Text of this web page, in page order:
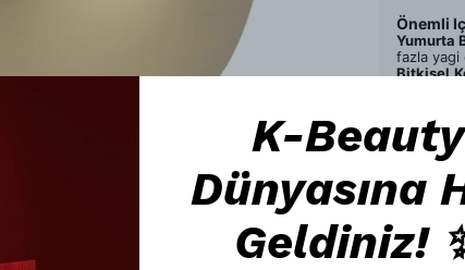
Önemli
Yumurta
fazla yagi
Bitkisel
Biber,
K-Beauty
Dünyasına
Geldiniz!